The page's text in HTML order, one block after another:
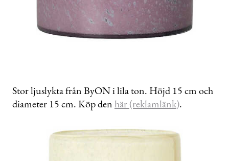
Stor ljuslykta från ByON i lila ton. Höjd 15 cm och
diameter 15 cm. Köp denhär (reklamlänk).